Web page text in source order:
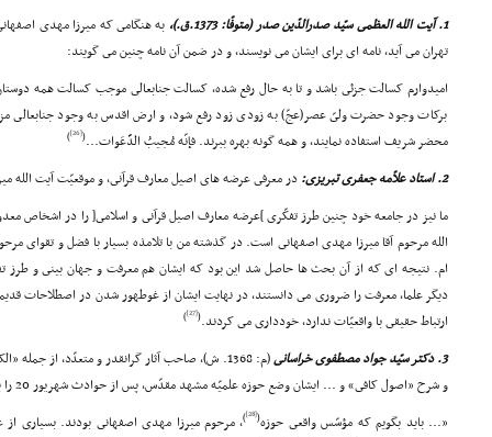
1. آیت الله العظمى سیّد صدرالدّین صدر (متوفّا: 1373.ق.)،
به هنگامى که میرزا مهدى
تهران مى آید، نامه اى براى ایشان مى نویسند، و در ضمن آن نامه چنین مى گویند:
امیدوارم کسالت جزئى باشد و تا به حال رفع شده، کسالت جنابعالى موجب کسالت همه
برکات وجود حضرت ولىّ عصر(عجّ) به زودى زود رفع شود، و ارض اقدس به وجود جنابعالى
محضر شریف استفاده نمایند، و همه گونه بهره ببرند. فإنّه مُجیبُ الدَّعَوات...(
[26]
)
2. استاد علاّمه جعفرى تبریزى:
در معرفى عرضه هاى اصیل معارف قرآنى، و موقعیّت آیت الله
ما نیز در جامعه خود چنین طرز تفکّرى ]عرضه معارف اصیل قرآنى و اسلامى[ را در اشخاص
الله مرحوم آقا میرزا مهدى اصفهانى است. در گذشته من با تلامذه بسیار با فضل و تقواى
ام. نتیجه اى که از آن بحث ها حاصل شد این بود که ایشان هم معرفت و جهان بینى و طرز
دیگر علما، معرفت را ضرورى مى دانستند، در نهایت ایشان از غوطهور شدن در اصطلاحات
ارتباط حقیقى با واقعیّات ندارد، خوددارى مى کردند.(
[27]
)
3. دکتر سیّد جواد مصطفوى خراسانى
(م: 1368. ش)، صاحب آثار گرانقدر و متعدّد، از
و شرح «اصول کافى» و ... ایشان وضع حوزه علمیّه مشهد مقدّس، پس از حوادث شهریور 20 را یاد مى کند، و از جمله چنین مى گوید:
«... باید بگویم که مؤسّس واقعى حوزه(
[28]
)، مرحوم میرزا مهدى اصفهانى بودند. بسیارى از